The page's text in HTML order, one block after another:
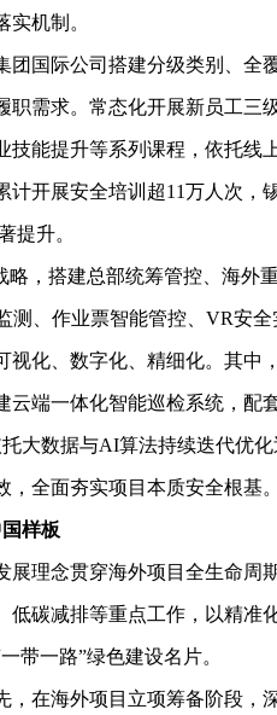
机制。
团国际公司搭建分级类别、全
职需求。常态化开展新员工三
技能提升等系列课程，依托线
计开展安全培训超11万人次，
提升。
略，搭建总部统筹管控、海外
测、作业票智能管控、VR安
化、数字化、精细化。其中
端一体化智能巡检系统，配
大数据与AI算法持续迭代优
全面夯实项目本质安全根基。
样板
展理念贯穿海外项目全生命周
低碳减排等重点工作，以精准
带一路”绿色建设名片。
在海外项目立项筹备阶段，